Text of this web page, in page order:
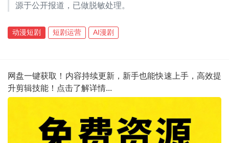
源于公开报道，已做脱敏处理。
动漫短剧 短剧运营 AI漫剧
网盘一键获取！内容持续更新，新手也能快速上手，高效提
升剪辑技能！点击了解详情...